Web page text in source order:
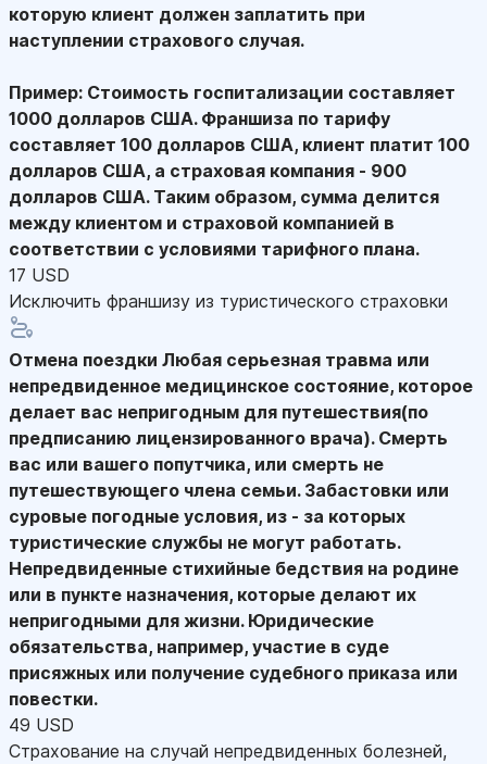
которую клиент должен заплатить при
наступлении страхового случая.
Пример: Стоимость госпитализации составляет
1000 долларов США. Франшиза по тарифу
составляет 100 долларов США, клиент платит 100
долларов США, а страховая компания - 900
долларов США. Таким образом, сумма делится
между клиентом и страховой компанией в
соответствии с условиями тарифного плана.
17 USD
Исключить франшизу из туристического страховки
Отмена поездки Любая серьезная травма или
непредвиденное медицинское состояние, которое
делает вас непригодным для путешествия(по
предписанию лицензированного врача). Смерть
вас или вашего попутчика, или смерть не
путешествующего члена семьи. Забастовки или
суровые погодные условия, из - за которых
туристические службы не могут работать.
Непредвиденные стихийные бедствия на родине
или в пункте назначения, которые делают их
непригодными для жизни. Юридические
обязательства, например, участие в суде
присяжных или получение судебного приказа или
повестки.
49 USD
Страхование на случай непредвиденных болезней,